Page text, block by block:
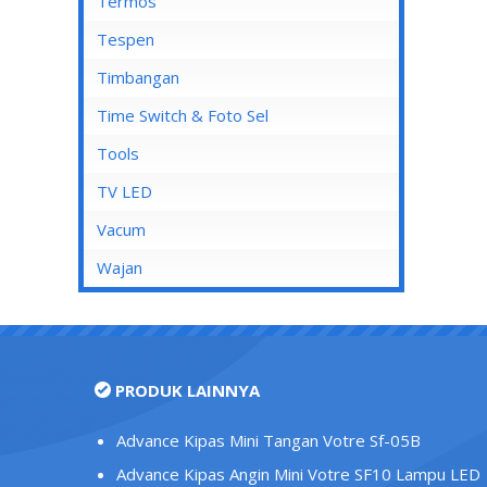
Stop Kontak AC
Stop Kontak CP
Stop Kontak Dinding
Stop Kontak Isi 2
Stop Kontak LAN/Data
Stop Kontak Lantai
Stop Kontak Telepon
Stop Kontak TV/Antena
Tutup Stop Kontak
Tespen
Timbangan
Time Switch & Foto Sel
Tools
TV LED
Vacum
Wajan
PRODUK LAINNYA
Advance Kipas Mini Tangan Votre Sf-05B
Advance Kipas Angin Mini Votre SF10 Lampu LED